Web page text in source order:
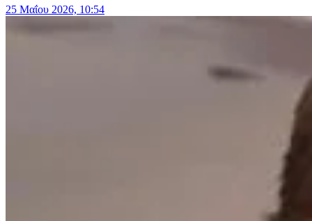
25 Μαΐου 2026, 10:54